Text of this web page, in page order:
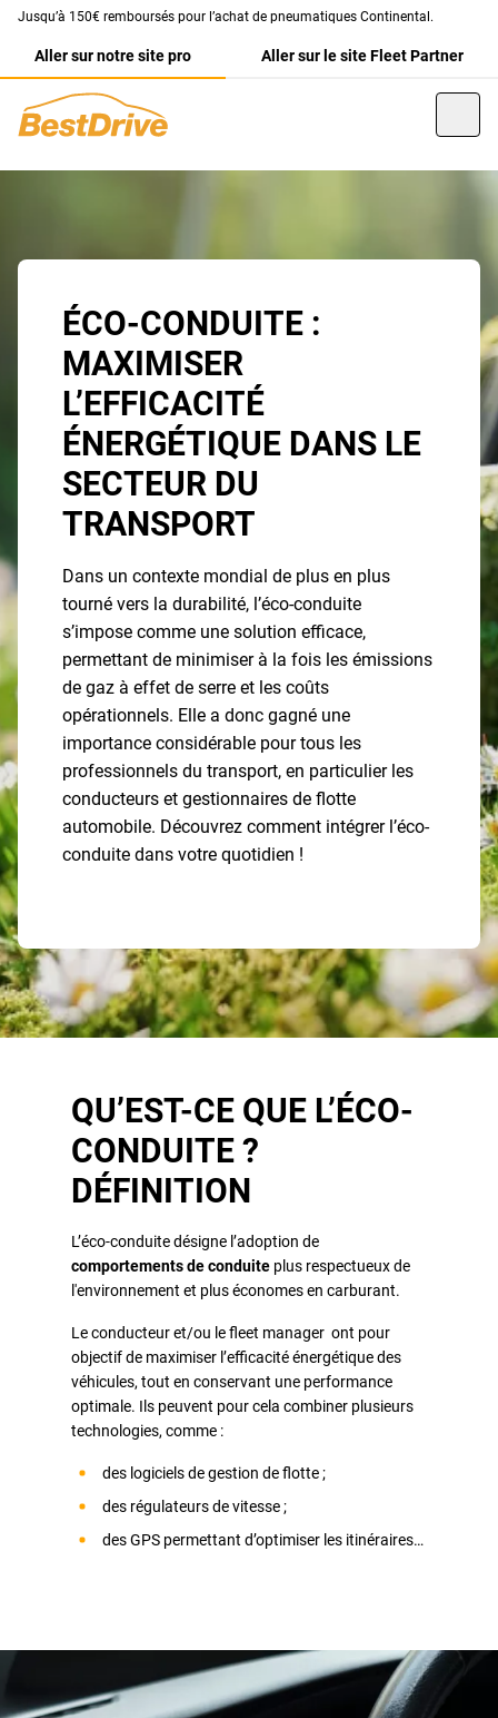
Jusqu’à 150€ remboursés pour l’achat de pneumatiques Continental.
Aller sur notre site pro Aller sur le site Fleet Partner
ÉCO-CONDUITE :
MAXIMISER
L’EFFICACITÉ
ÉNERGÉTIQUE DANS LE
SECTEUR DU
TRANSPORT
Dans un contexte mondial de plus en plus
tourné vers la durabilité, l’éco-conduite
s’impose comme une solution efficace,
permettant de minimiser à la fois les émissions
de gaz à effet de serre et les coûts
opérationnels. Elle a donc gagné une
importance considérable pour tous les
professionnels du transport, en particulier les
conducteurs et gestionnaires de flotte
automobile. Découvrez comment intégrer l’éco-
conduite dans votre quotidien !
QU’EST-CE QUE L’ÉCO-
CONDUITE ?
DÉFINITION
L’éco-conduite désigne l’adoption de
comportements de conduite plus respectueux de
l'environnement et plus économes en carburant.
Le conducteur et/ou le fleet manager ont pour
objectif de maximiser l’efficacité énergétique des
véhicules, tout en conservant une performance
optimale. Ils peuvent pour cela combiner plusieurs
technologies, comme :
des logiciels de gestion de flotte ;
des régulateurs de vitesse ;
des GPS permettant d’optimiser les itinéraires…